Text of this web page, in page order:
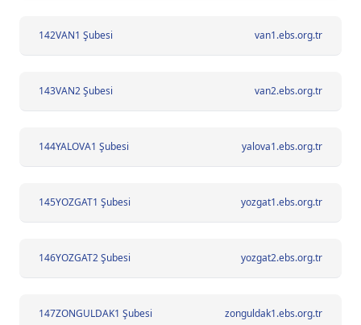
142VAN1 Şubesi van1.ebs.org.tr
143VAN2 Şubesi van2.ebs.org.tr
144YALOVA1 Şubesi yalova1.ebs.org.tr
145YOZGAT1 Şubesi yozgat1.ebs.org.tr
146YOZGAT2 Şubesi yozgat2.ebs.org.tr
147ZONGULDAK1 Şubesi zonguldak1.ebs.org.tr